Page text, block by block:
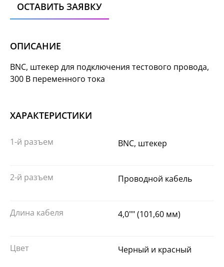
ОСТАВИТЬ ЗАЯВКУ
ОПИСАНИЕ
BNC, штекер для подключения тестового провода,
300 В переменного тока
ХАРАКТЕРИСТИКИ
1-й разъем BNC, штекер
2-й разъем Проводной кабель
Длина кабеля 4,0"" (101,60 мм)
Цвет Черный и красный